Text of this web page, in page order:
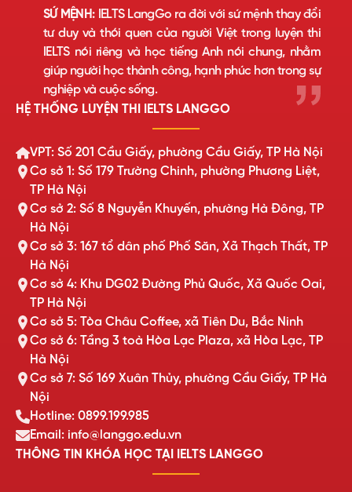
SỨ MỆNH:IELTS LangGo ra đời với sứ mệnh thay đổi
tư duy và thói quen của người Việt trong luyện thi
IELTS nói riêng và học tiếng Anh nói chung, nhằm
giúp người học thành công, hạnh phúc hơn trong sự
nghiệp và cuộc sống.
HỆ THỐNG LUYỆN THI IELTS LANGGO
VPT: Số 201 Cầu Giấy, phường Cầu Giấy, TP Hà Nội
Cơ sở 1: Số 179 Trường Chinh, phường Phương Liệt,
TP Hà Nội
Cơ sở 2: Số 8 Nguyễn Khuyến, phường Hà Đông, TP
Hà Nội
Cơ sở 3: 167 tổ dân phố Phố Săn, Xã Thạch Thất, TP
Hà Nội
Cơ sở 4: Khu DG02 Đường Phủ Quốc, Xã Quốc Oai,
TP Hà Nội
Cơ sở 5: Tòa Châu Coffee, xã Tiên Du, Bắc Ninh
Cơ sở 6: Tầng 3 toà Hòa Lạc Plaza, xã Hòa Lạc, TP
Hà Nội
Cơ sở 7: Số 169 Xuân Thủy, phường Cầu Giấy, TP Hà
Nội
Hotline: 0899.199.985
Email: info@langgo.edu.vn
THÔNG TIN KHÓA HỌC TẠI IELTS LANGGO